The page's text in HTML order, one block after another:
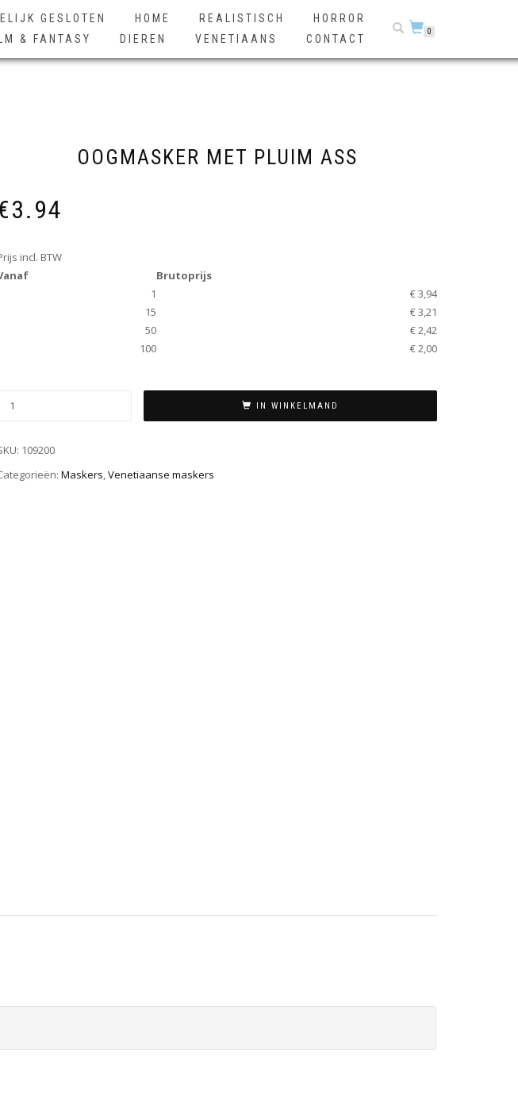
GESLOTEN HOME REALISTISCH
HORROR
& FANTASY
DIEREN VENETIAANS CONTACT
0
OOGMASKER MET PLUIM ASS
3.94
incl. BTW
Brutoprijs
1
€ 3,94
15
€ 3,21
50
€ 2,42
100
€ 2,00
IN WINKELMAND
109200
Maskers Venetiaanse maskers